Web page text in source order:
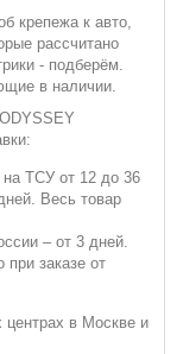
крепежа к авто,
рассчитано
- подберём.
в наличии.
на ТСУ от 12 до 36
Весь товар
– от 3 дней.
заказе от
в Москве и